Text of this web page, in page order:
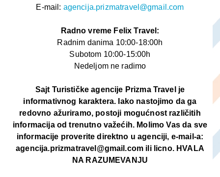
E-mail: agencija.prizmatravel@gmail.com
Radno vreme Felix Travel:
Radnim danima 10:00-18:00h
Subotom 10:00-15:00h
Nedeljom ne radimo
Sajt Turističke agencije Prizma Travel je
informativnog karaktera. Iako nastojimo da ga
redovno ažuriramo, postoji mogućnost različitih
informacija od trenutno važećih. Molimo Vas da sve
informacije proverite direktno u agenciji, e-mail-a:
agencija.prizmatravel@gmail.com ili licno. HVALA
NA RAZUMEVANJU